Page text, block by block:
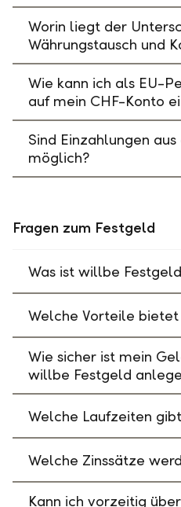
Worin liegt der
Währungstausch und
Wie kann ich als EU-
auf mein CHF-Konto
Sind Einzahlungen aus
möglich?
Fragen zum Festgeld
Was ist willbe
Welche Vorteile
Wie sicher ist mein
willbe Festgeld
Welche Laufzeiten
Welche Zinssätze
Kann ich vorzeitig